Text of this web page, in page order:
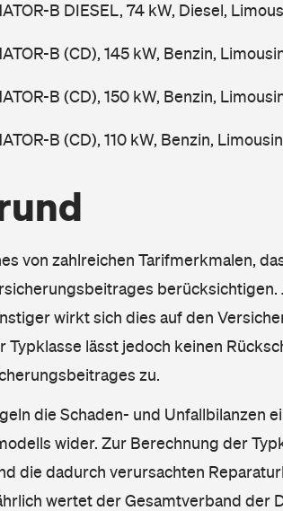
B DIESEL, 74 kW, Diesel,
B (CD), 145 kW, Benzin,
B (CD), 150 kW, Benzin,
B (CD), 110 kW, Benzin,
von zahlreichen Tarifmerkmalen,
wirkt sich dies auf den
Typklasse lässt jedoch keinen
zu.
die Schaden- und Unfallbilanzen
wider. Zur Berechnung der
die dadurch verursachten
wertet der Gesamtverband der